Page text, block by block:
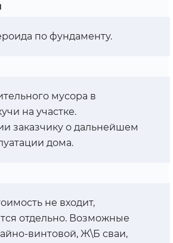
по фундаменту.
мусора в
на участке.
заказчику о дальнейшем
дома.
не входит,
отдельно. Возможные
винтовой, Ж\Б сваи,